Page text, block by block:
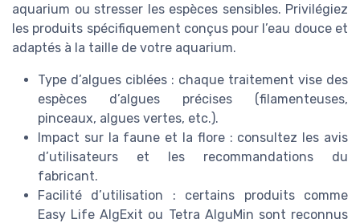
aquarium ou stresser les espèces sensibles. Privilégiez
les produits spécifiquement conçus pour l’eau douce et
adaptés à la taille de votre aquarium.
Type d’algues ciblées : chaque traitement vise des
espèces d’algues précises (filamenteuses,
pinceaux, algues vertes, etc.).
Impact sur la faune et la flore : consultez les avis
d’utilisateurs et les recommandations du
fabricant.
Facilité d’utilisation : certains produits comme
Easy Life AlgExit ou Tetra AlguMin sont reconnus